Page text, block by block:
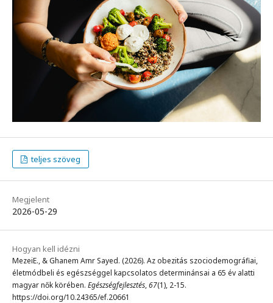
teljes szöveg
Megjelent
2026-05-29
Hogyan kell idézni
MezeiE., & Ghanem Amr Sayed. (2026). Az obezitás szociodemográfiai,
életmódbeli és egészséggel kapcsolatos determinánsai a 65 év alatti
magyar nők körében. Egészségfejlesztés,67(1), 2-15.
https://doi.org/10.24365/ef.20661